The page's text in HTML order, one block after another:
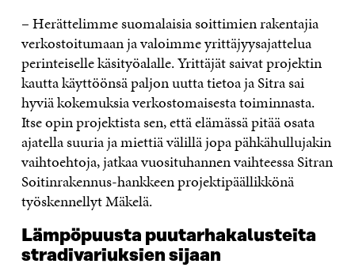
– Herättelimme suomalaisia soittimien rakentajia
verkostoitumaan ja valoimme yrittäjyysajattelua
perinteiselle käsityöalalle. Yrittäjät saivat projektin
kautta käyttöönsä paljon uutta tietoa ja Sitra sai
hyviä kokemuksia verkostomaisesta toiminnasta.
Itse opin projektista sen, että elämässä pitää osata
ajatella suuria ja miettiä välillä jopa pähkähullujakin
vaihtoehtoja, jatkaa vuosituhannen vaihteessa Sitran
Soitinrakennus-hankkeen projektipäällikkönä
työskennellyt Mäkelä.
Lämpöpuusta puutarhakalusteita
stradivariuksien sijaan